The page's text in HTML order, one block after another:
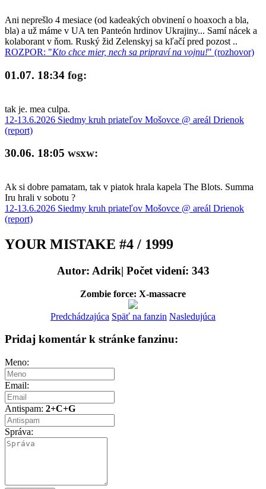
Ani neprešlo 4 mesiace (od kadeakých obvinení o hoaxoch a bla,
bla) a už máme v UA ten Panteón hrdinov Ukrajiny... Samí nácek a
kolaborant v ňom. Ruský žid Zelenskyj sa kľačí pred pozost ..
ROZPOR: "Kto chce mier, nech sa pripraví na vojnu!" (rozhovor)
01.07. 18:34 fog:
tak je. mea culpa.
12-13.6.2026 Siedmy kruh priateľov Mošovce @ areál Drienok
(report)
30.06. 18:05 wsxw:
Ak si dobre pamatam, tak v piatok hrala kapela The Blots. Summa
Iru hrali v sobotu ?
12-13.6.2026 Siedmy kruh priateľov Mošovce @ areál Drienok
(report)
YOUR MISTAKE #4 / 1999
Autor: Adrik| Počet videní: 343
Zombie force: X-massacre
Predchádzajúca Späť na fanzin Nasledujúca
Pridaj komentár k stránke fanzinu:
Meno:
Email:
Antispam: 2+C+G
Správa: